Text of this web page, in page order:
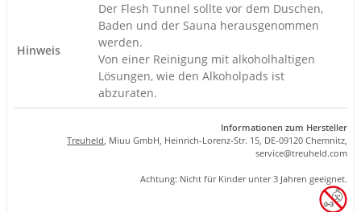
Hinweis
Der Flesh Tunnel sollte vor dem Duschen,
Baden und der Sauna herausgenommen
werden.
Von einer Reinigung mit alkoholhaltigen
Lösungen, wie den Alkoholpads ist
abzuraten.
Informationen zum Hersteller
Treuheld, Miuu GmbH, Heinrich-Lorenz-Str. 15, DE-09120 Chemnitz,
service@treuheld.com
Achtung: Nicht für Kinder unter 3 Jahren geeignet.